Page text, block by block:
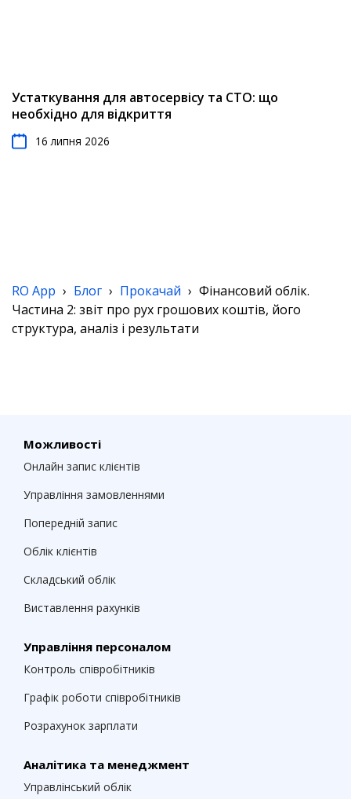
Устаткування для автосервісу та СТО: що
необхідно для відкриття
16 липня 2026
RO App › Блог › Прокачай › Фінансовий облік.
Частина 2: звіт про рух грошових коштів, його
структура, аналіз і результати
Можливості
Онлайн запис клієнтів
Управління замовленнями
Попередній запис
Облік клієнтів
Складський облік
Виставлення рахунків
Управління персоналом
Контроль співробітників
Графік роботи співробітників
Розрахунок зарплати
Аналітика та менеджмент
Управлінський облік